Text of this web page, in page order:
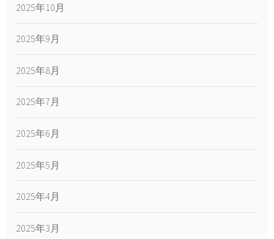
2025年10月
2025年9月
2025年8月
2025年7月
2025年6月
2025年5月
2025年4月
2025年3月